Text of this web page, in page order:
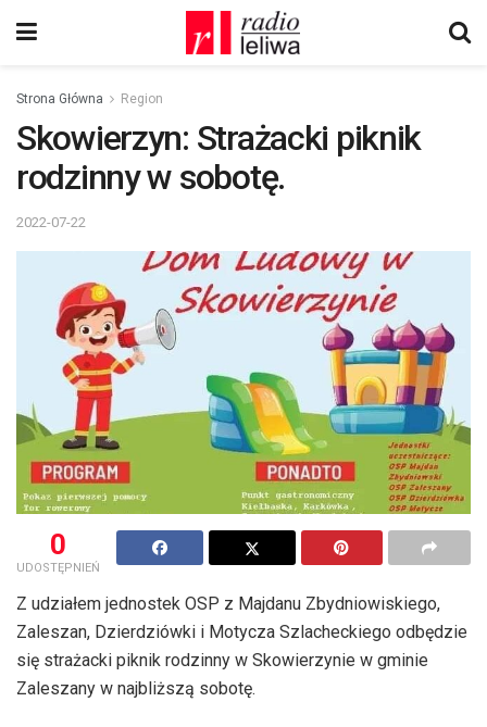
Strona Główna Region
Skowierzyn: Strażacki piknik
rodzinny w sobotę.
2022-07-22
0
UDOSTĘPNIEŃ
Z udziałem jednostek OSP z Majdanu Zbydniowiskiego,
Zaleszan, Dzierdziówki i Motycza Szlacheckiego odbędzie
się strażacki piknik rodzinny w Skowierzynie w gminie
Zaleszany w najbliższą sobotę.